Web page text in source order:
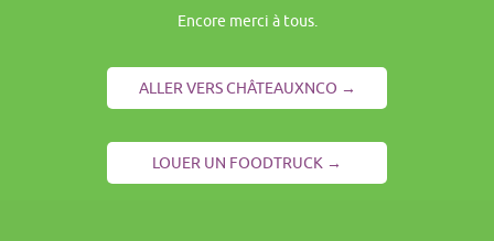
Encore merci à tous.
ALLER VERS CHÂTEAUXNCO →
LOUER UN FOODTRUCK →